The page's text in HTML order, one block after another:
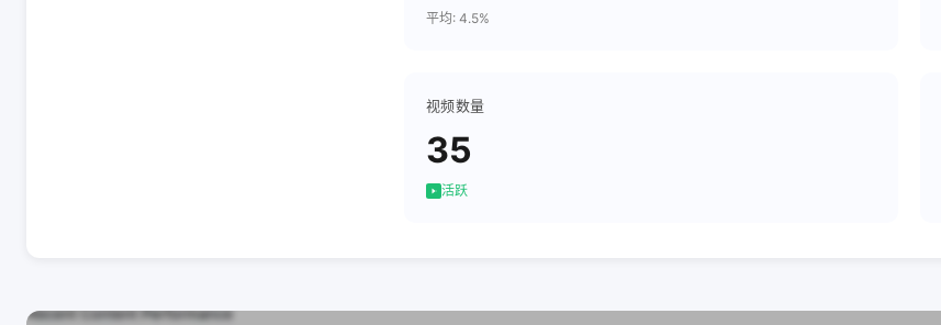
平均: 4.5%
视频数量
35
活跃